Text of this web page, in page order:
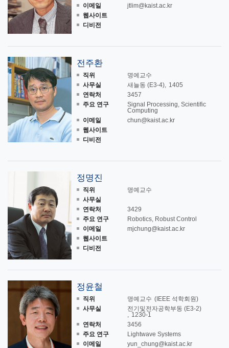
이메일
jtlim@kaist.ac.kr
웹사이트
디비전
전주환
직위
명예교수
사무실
새늘동 (E3-4)
1405
연락처
3457
주요 연구
Signal Processing, Scientific
Computing
이메일
chun@kaist.ac.kr
웹사이트
디비전
정명진
직위
명예교수
사무실
연락처
3429
주요 연구
Robotics, Robust Control
이메일
mjchung@kaist.ac.kr
웹사이트
디비전
정윤철
직위 명예교수 (IEEE 석학회원)
사무실
전기및전자공학부동 (E3-2)
1230-1
연락처
3456
주요 연구
Lightwave Systems
이메일
yun_chung@kaist.ac.kr